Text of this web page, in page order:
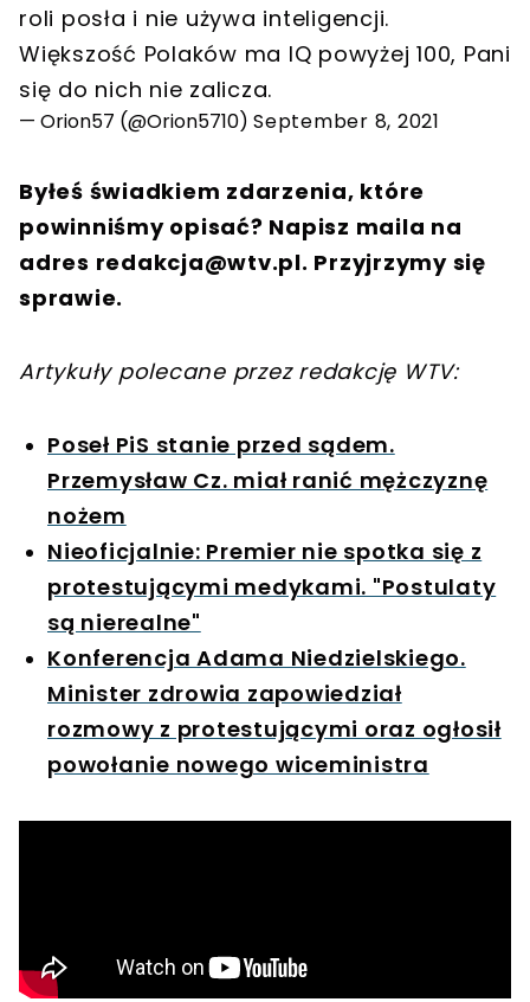
roli posła i nie używa inteligencji.
Większość Polaków ma IQ powyżej 100, Pani
się do nich nie zalicza.
— Orion57 (@Orion5710) September 8, 2021
Byłeś świadkiem zdarzenia, które
powinniśmy opisać? Napisz maila na
adres redakcja@wtv.pl. Przyjrzymy się
sprawie.
Artykuły polecane przez redakcję WTV:
Poseł PiS stanie przed sądem.
Przemysław Cz. miał ranić mężczyznę
nożem
Nieoficjalnie: Premier nie spotka się z
protestującymi medykami. "Postulaty
są nierealne"
Konferencja Adama Niedzielskiego.
Minister zdrowia zapowiedział
rozmowy z protestującymi oraz ogłosił
powołanie nowego wiceministra